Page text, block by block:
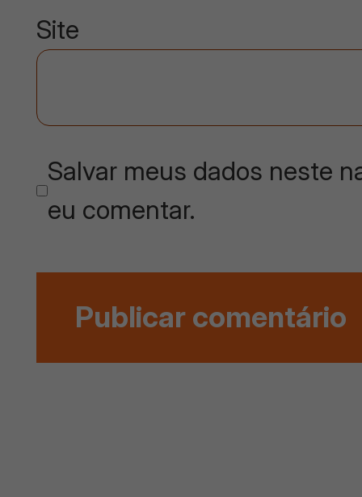
Site
Salvar meus dados neste
eu comentar.